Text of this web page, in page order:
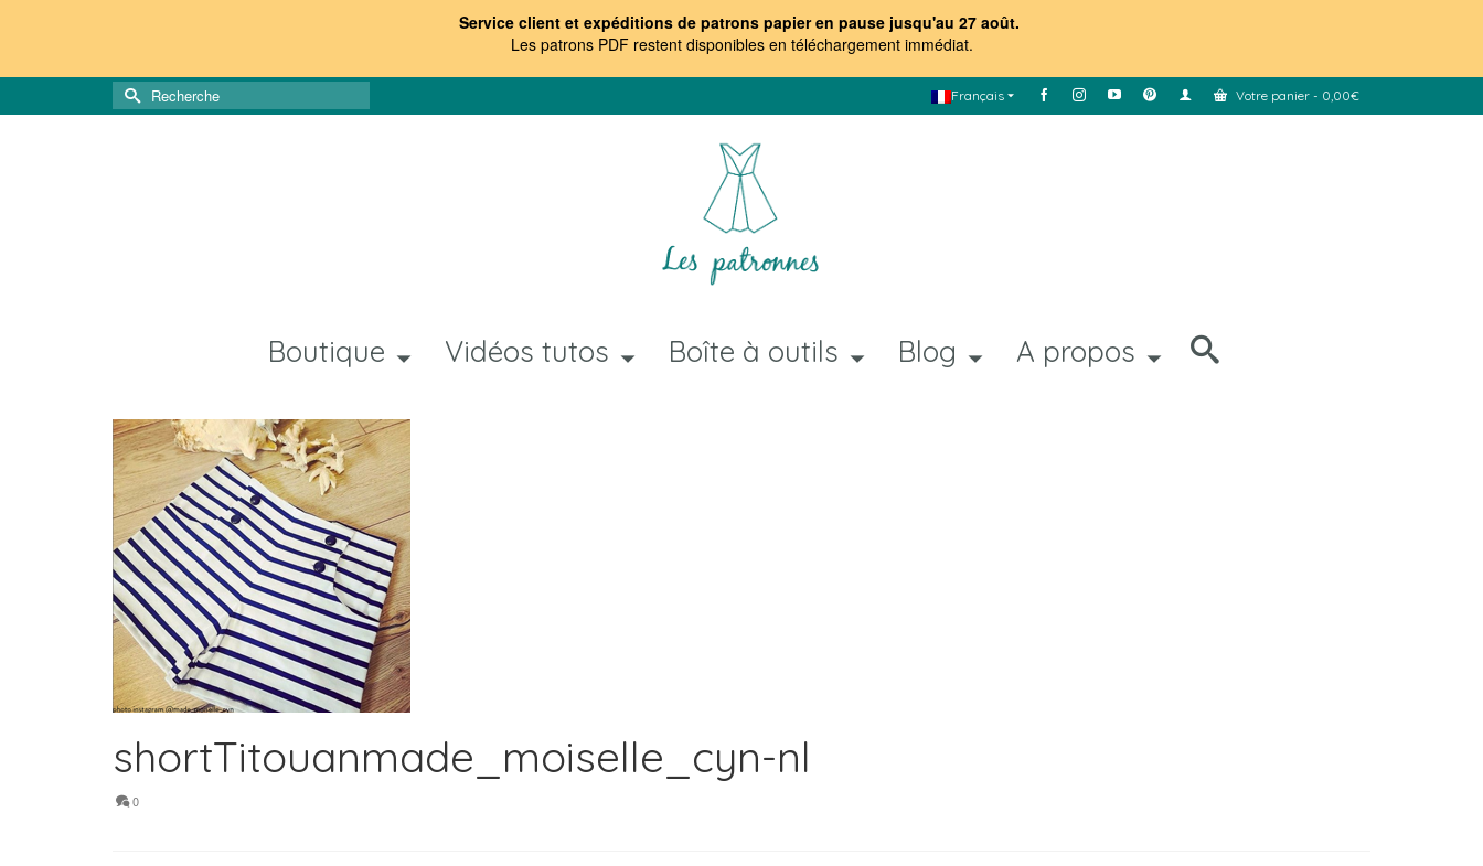
Service client et expéditions de patrons papier en pause jusqu'au 27 août.
Les patrons PDF restent disponibles en téléchargement immédiat.
Français Votre panier - 0,00€
Rechercher :
Boutique Vidéos tutos Boîte à outils Blog A propos
shortTitouanmade_moiselle_cyn-nl
0